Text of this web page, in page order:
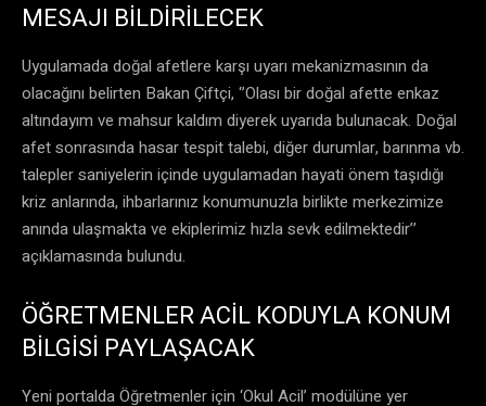
MESAJI BİLDİRİLECEK
Uygulamada doğal afetlere karşı uyarı mekanizmasının da
olacağını belirten Bakan Çiftçi, ‘’Olası bir doğal afette enkaz
altındayım ve mahsur kaldım diyerek uyarıda bulunacak. Doğal
afet sonrasında hasar tespit talebi, diğer durumlar, barınma vb.
talepler saniyelerin içinde uygulamadan hayati önem taşıdığı
kriz anlarında, ihbarlarınız konumunuzla birlikte merkezimize
anında ulaşmakta ve ekiplerimiz hızla sevk edilmektedir’’
açıklamasında bulundu.
ÖĞRETMENLER ACİL KODUYLA KONUM
BİLGİSİ PAYLAŞACAK
Yeni portalda Öğretmenler için ‘Okul Acil’ modülüne yer